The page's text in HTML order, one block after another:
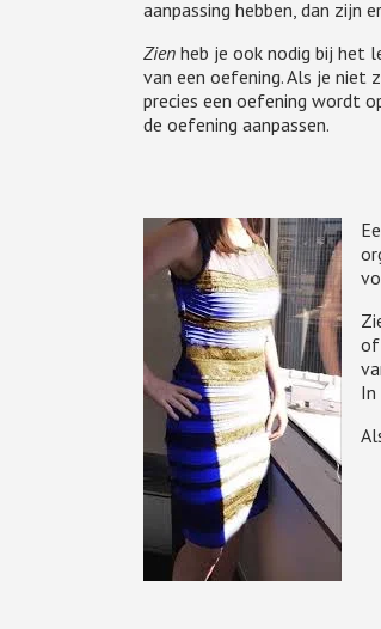
aanpassing hebben, dan zijn
Zienheb je ook nodig bij het
van een oefening. Als je
precies een oefening wordt
de oefening aanpassen.
of